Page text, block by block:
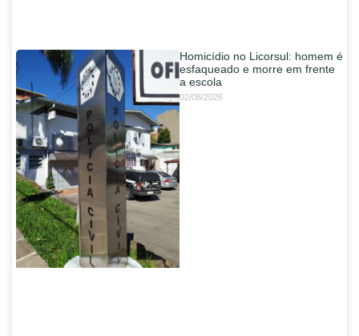
Homicídio no Licorsul: homem é
esfaqueado e morre em frente
a escola
02/08/2026